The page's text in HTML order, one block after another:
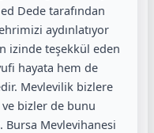
Dede tarafından
aydınlatıyor
izinde teşekkül eden
hayata hem de
Mevlevilik bizlere
bizler de bunu
Bursa Mevlevihanesi